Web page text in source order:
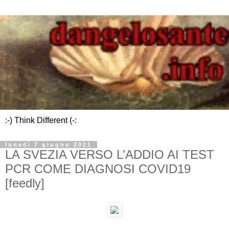
:-) Think Different (-:
lunedì 7 giugno 2021
LA SVEZIA VERSO L’ADDIO AI TEST
PCR COME DIAGNOSI COVID19
[feedly]